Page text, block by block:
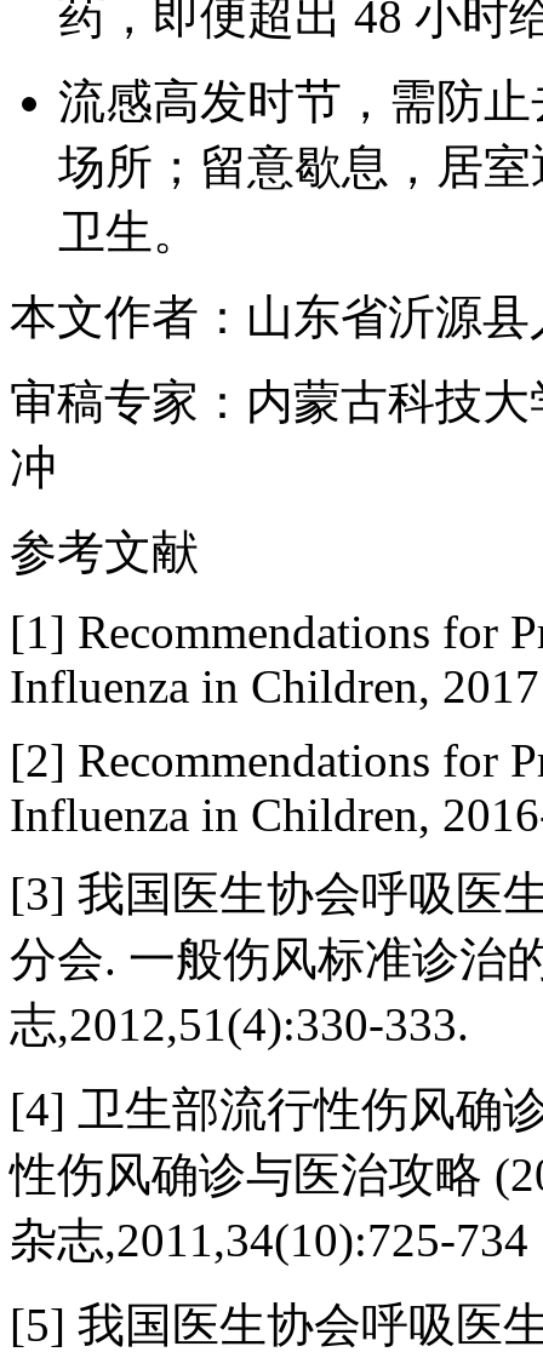
药，即便超出 48 小时
流感高发时节，需防
场所；留意歇息，居
卫生。
本文作者：山东省沂源
审稿专家：内蒙古科技
冲
参考文献
[1] Recommendations for
Influenza in Children,
[2] Recommendations for
Influenza in Children,
[3] 我国医生协会呼吸医
分会. 一般伤风标准诊治
志,2012,51(4):330-333.
[4] 卫生部流行性伤风确
性伤风确诊与医治攻略
杂志,2011,34(10):725-734
[5] 我国医生协会呼吸医